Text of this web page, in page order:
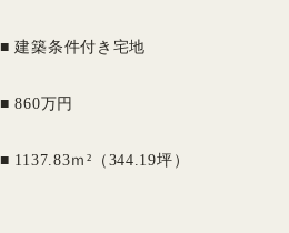
■ 建築条件付き宅地
■ 860万円
■ 1137.83ｍ²（344.19坪）